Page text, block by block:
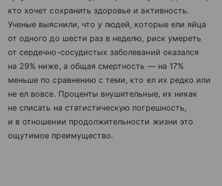
кто хочет сохранить здоровье и активность.
Ученые выяснили, что у людей, которые ели яйца
от одного до шести раз в неделю, риск умереть
от сердечно-сосудистых заболеваний оказался
на 29% ниже, а общая смертность — на 17%
меньше по сравнению с теми, кто ел их редко или
не ел вовсе. Проценты внушительные, их никак
не списать на статистическую погрешность,
и в отношении продолжительности жизни это
ощутимое преимущество.